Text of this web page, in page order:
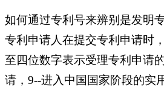
如何通过专利号来辨别是发明
专利申请人在提交专利申请时
至四位数字表示受理专利申请
请，9--进入中国国家阶段的实